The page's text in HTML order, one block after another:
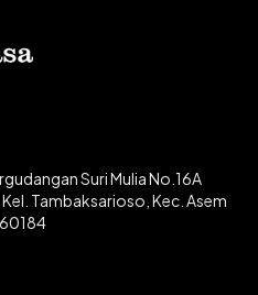
Suri Mulia No.16A
Tambaksarioso, Kec. Asem